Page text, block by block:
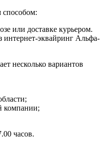
или доставке курьером.
интернет-эквайринг Альфа-
несколько вариантов
компании;
часов.